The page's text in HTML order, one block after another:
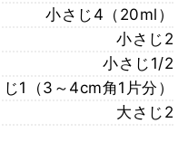
小さじ4（20ml）
小さじ2
小さじ1/2
1（3～4cm角1片分）
大さじ2